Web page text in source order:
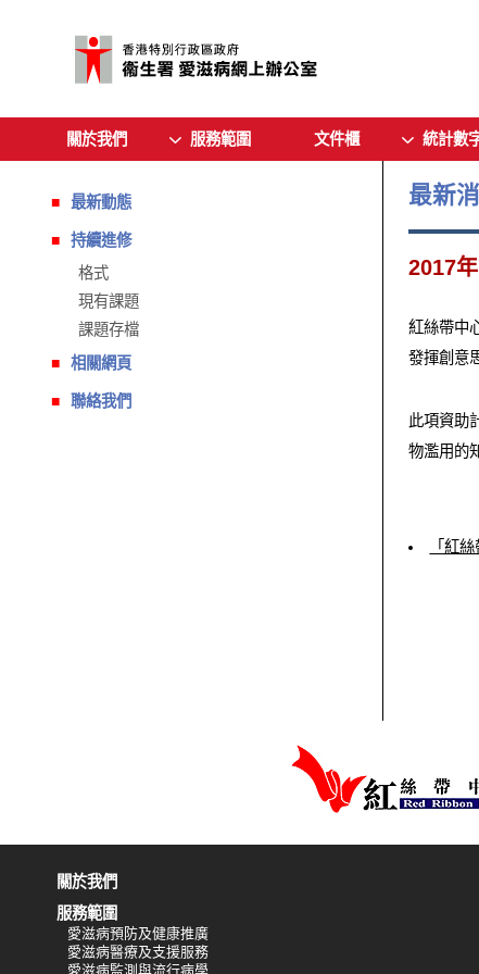
關於我們 服務範圍 文件櫃 統計數
最新動態
持續進修
格式
現有課題
課題存檔
相關網頁
聯絡我們
最新
2017
紅絲帶中
發揮創意
此項資助
物濫用的
「紅
關於我們
服務範圍
愛滋病預防及健康推廣
愛滋病醫療及支援服務
愛滋病監測與流行病學